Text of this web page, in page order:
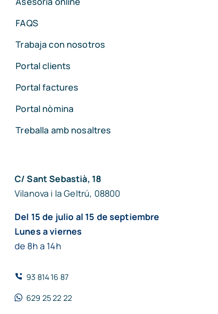
FAQS
Trabaja con nosotros
Portal clients
Portal factures
Portal nòmina
Treballa amb nosaltres
C/ Sant Sebastià, 18
Vilanova i la Geltrú, 08800
Del 15 de julio al 15 de septiembre
Lunes a viernes
de 8h a 14h
93 814 16 87
629 25 22 22